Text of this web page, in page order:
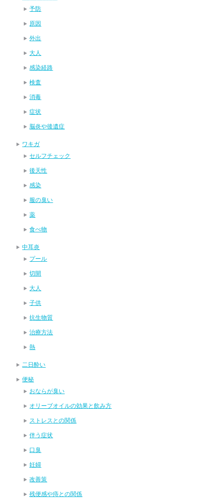
予防
原因
外出
大人
感染経路
検査
消毒
症状
脳炎や後遺症
ワキガ
セルフチェック
後天性
感染
服の臭い
薬
食べ物
中耳炎
プール
切開
大人
子供
抗生物質
治療方法
熱
二日酔い
便秘
おならが臭い
オリーブオイルの効果と飲み方
ストレスとの関係
伴う症状
口臭
妊婦
改善策
残便感や痔との関係